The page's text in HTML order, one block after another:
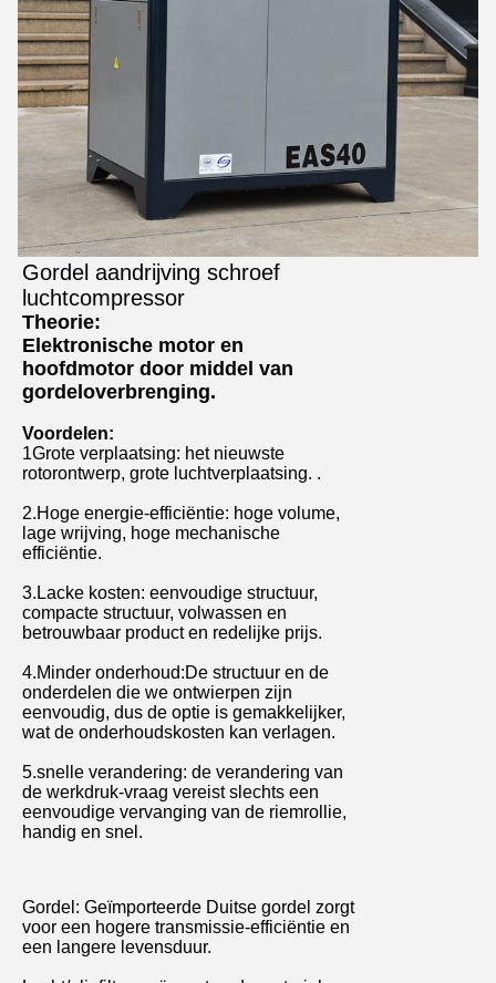
Gordel aandrijving schroef
luchtcompressor
Theorie:
Elektronische motor en
hoofdmotor door middel van
gordeloverbrenging.
Voordelen:
1Grote verplaatsing: het nieuwste
rotorontwerp, grote luchtverplaatsing. .
2.Hoge energie-efficiëntie: hoge volume,
lage wrijving, hoge mechanische
efficiëntie.
3.Lacke kosten: eenvoudige structuur,
compacte structuur, volwassen en
betrouwbaar product en redelijke prijs.
4.Minder onderhoud:De structuur en de
onderdelen die we ontwierpen zijn
eenvoudig, dus de optie is gemakkelijker,
wat de onderhoudskosten kan verlagen.
5.snelle verandering: de verandering van
de werkdruk-vraag vereist slechts een
eenvoudige vervanging van de riemrollie,
handig en snel.
Gordel: Geïmporteerde Duitse gordel zorgt
voor een hogere transmissie-efficiëntie en
een langere levensduur.